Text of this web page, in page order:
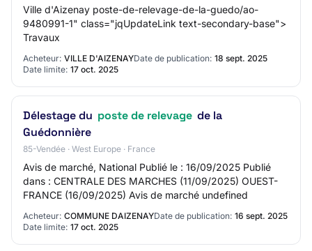
Ville d'Aizenay poste-de-relevage-de-la-guedo/ao-
9480991-1" class="jqUpdateLink text-secondary-base">
Travaux
Acheteur: VILLE D'AIZENAYDate de publication: 18 sept. 2025
Date limite: 17 oct. 2025
Délestage du poste de relevage de la
Guédonnière
85-Vendée · West Europe · France
Avis de marché, National Publié le : 16/09/2025 Publié
dans : CENTRALE DES MARCHES (11/09/2025) OUEST-
FRANCE (16/09/2025) Avis de marché undefined
Acheteur: COMMUNE DAIZENAYDate de publication: 16 sept. 2025
Date limite: 17 oct. 2025